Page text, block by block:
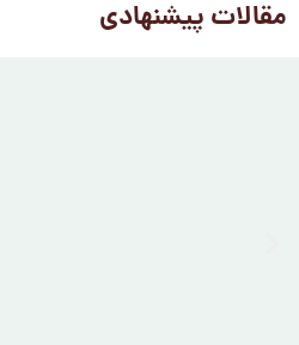
مقالات پیشنهادی